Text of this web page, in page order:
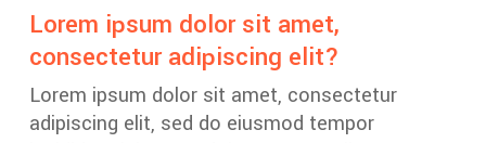
Lorem ipsum dolor sit amet,
consectetur adipiscing elit?
Lorem ipsum dolor sit amet, consectetur
adipiscing elit, sed do eiusmod tempor